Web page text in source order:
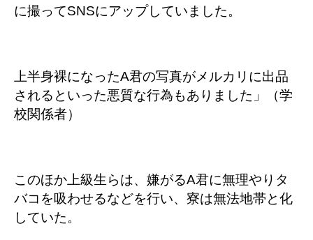
に撮ってSNSにアップしていました。
上半身裸になったA君の写真がメルカリに出品
されるといった悪質な行為もありました」（学
校関係者）
このほか上級生らは、嫌がるA君に無理やりタ
バコを吸わせるなどを行い、寮は無法地帯と化
していた。